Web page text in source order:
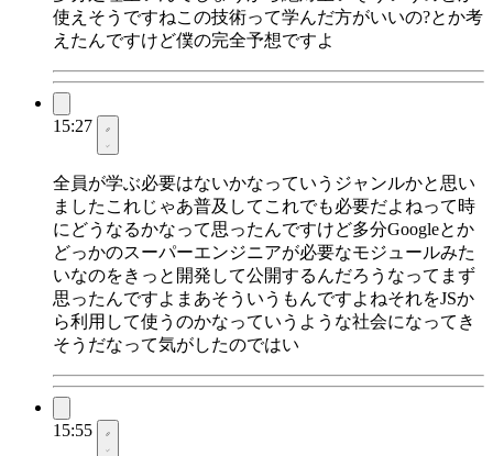
使えそうですねこの技術って学んだ方がいいの?とか考
えたんですけど僕の完全予想ですよ
15:27
全員が学ぶ必要はないかなっていうジャンルかと思い
ましたこれじゃあ普及してこれでも必要だよねって時
にどうなるかなって思ったんですけど多分Googleとか
どっかのスーパーエンジニアが必要なモジュールみた
いなのをきっと開発して公開するんだろうなってまず
思ったんですよまあそういうもんですよねそれをJSか
ら利用して使うのかなっていうような社会になってき
そうだなって気がしたのではい
15:55